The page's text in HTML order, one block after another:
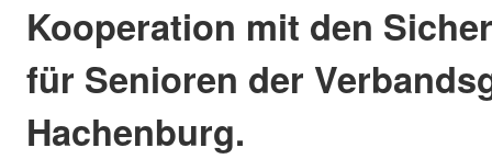
Kooperation mit den
für Senioren der
Hachenburg.